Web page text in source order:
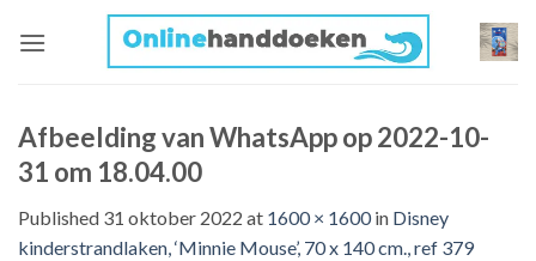
Afbeelding van WhatsApp op 2022-10-
31 om 18.04.00
Published 31 oktober 2022 at 1600 × 1600in Disney
kinderstrandlaken, ‘Minnie Mouse’, 70 x 140 cm., ref 379